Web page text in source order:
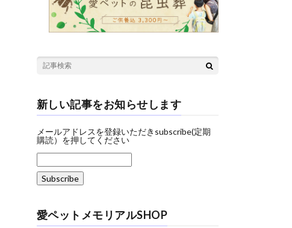
新しい記事をお知らせします
メールアドレスを登録いただきsubscribe(定期
購読）を押してください
愛ペットメモリアルSHOP